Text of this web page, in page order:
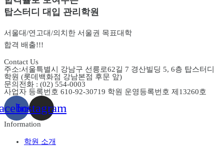
탑스터디 대입 관리학원
서울대/연고대/의치한 서울권 목표대학
합격 배출!!!
Contact Us
주소:서울특별시 강남구 선릉로62길 7 경산빌딩 5, 6층 탑스터디
학원 (롯데백화점 강남본점 후문 앞)
문의전화 : (02) 554-0003
사업자 등록번호 610-92-30719 학원 운영등록번호 제13260호
Instagram
Information
Menu
학원 소개